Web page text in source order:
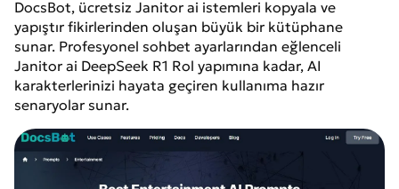
DocsBot, ücretsiz Janitor ai istemleri kopyala ve
yapıştır fikirlerinden oluşan büyük bir kütüphane
sunar. Profesyonel sohbet ayarlarından eğlenceli
Janitor ai DeepSeek R1 Rol yapımına kadar, AI
karakterlerinizi hayata geçiren kullanıma hazır
senaryolar sunar.